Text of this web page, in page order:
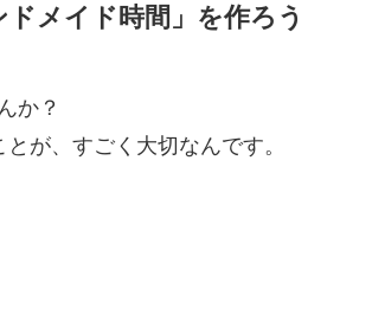
メイド時間」を作ろう
か？
とが、すごく大切なんです。